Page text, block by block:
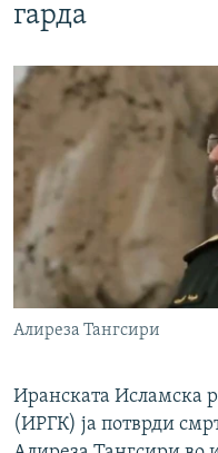
гарда
Алиреза Тангсири
Иранската Исламска
(ИРГК) ја потврди